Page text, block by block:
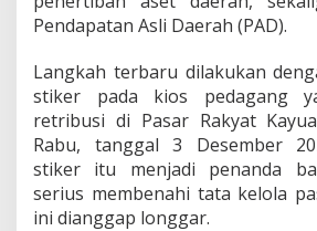
k
R
t
r
i
b
u
s
i
Pendapatan Asli Daerah (PAD).
Langkah terbaru dilakukan
stiker pada kios pedagang
retribusi di Pasar Rakyat
Rabu, tanggal 3 Desember
stiker itu menjadi penanda
serius membenahi tata kelola
ini dianggap longgar.